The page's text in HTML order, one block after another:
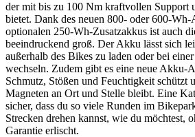
der mit bis zu 100 Nm kraftvollen Support
bietet. Dank des neuen 800- oder 600-Wh-
optionalen 250-Wh-Zusatzakkus ist auch
beeindruckend groß. Der Akku lässt sich
außerhalb des Bikes zu laden oder bei
wechseln. Zudem gibt es eine neue Akku-
Schmutz, Stößen und Feuchtigkeit schützt
Magneten an Ort und Stelle bleibt. Eine
sicher, dass du so viele Runden im
Strecken drehen kannst, wie du möchtest,
Garantie erlischt.